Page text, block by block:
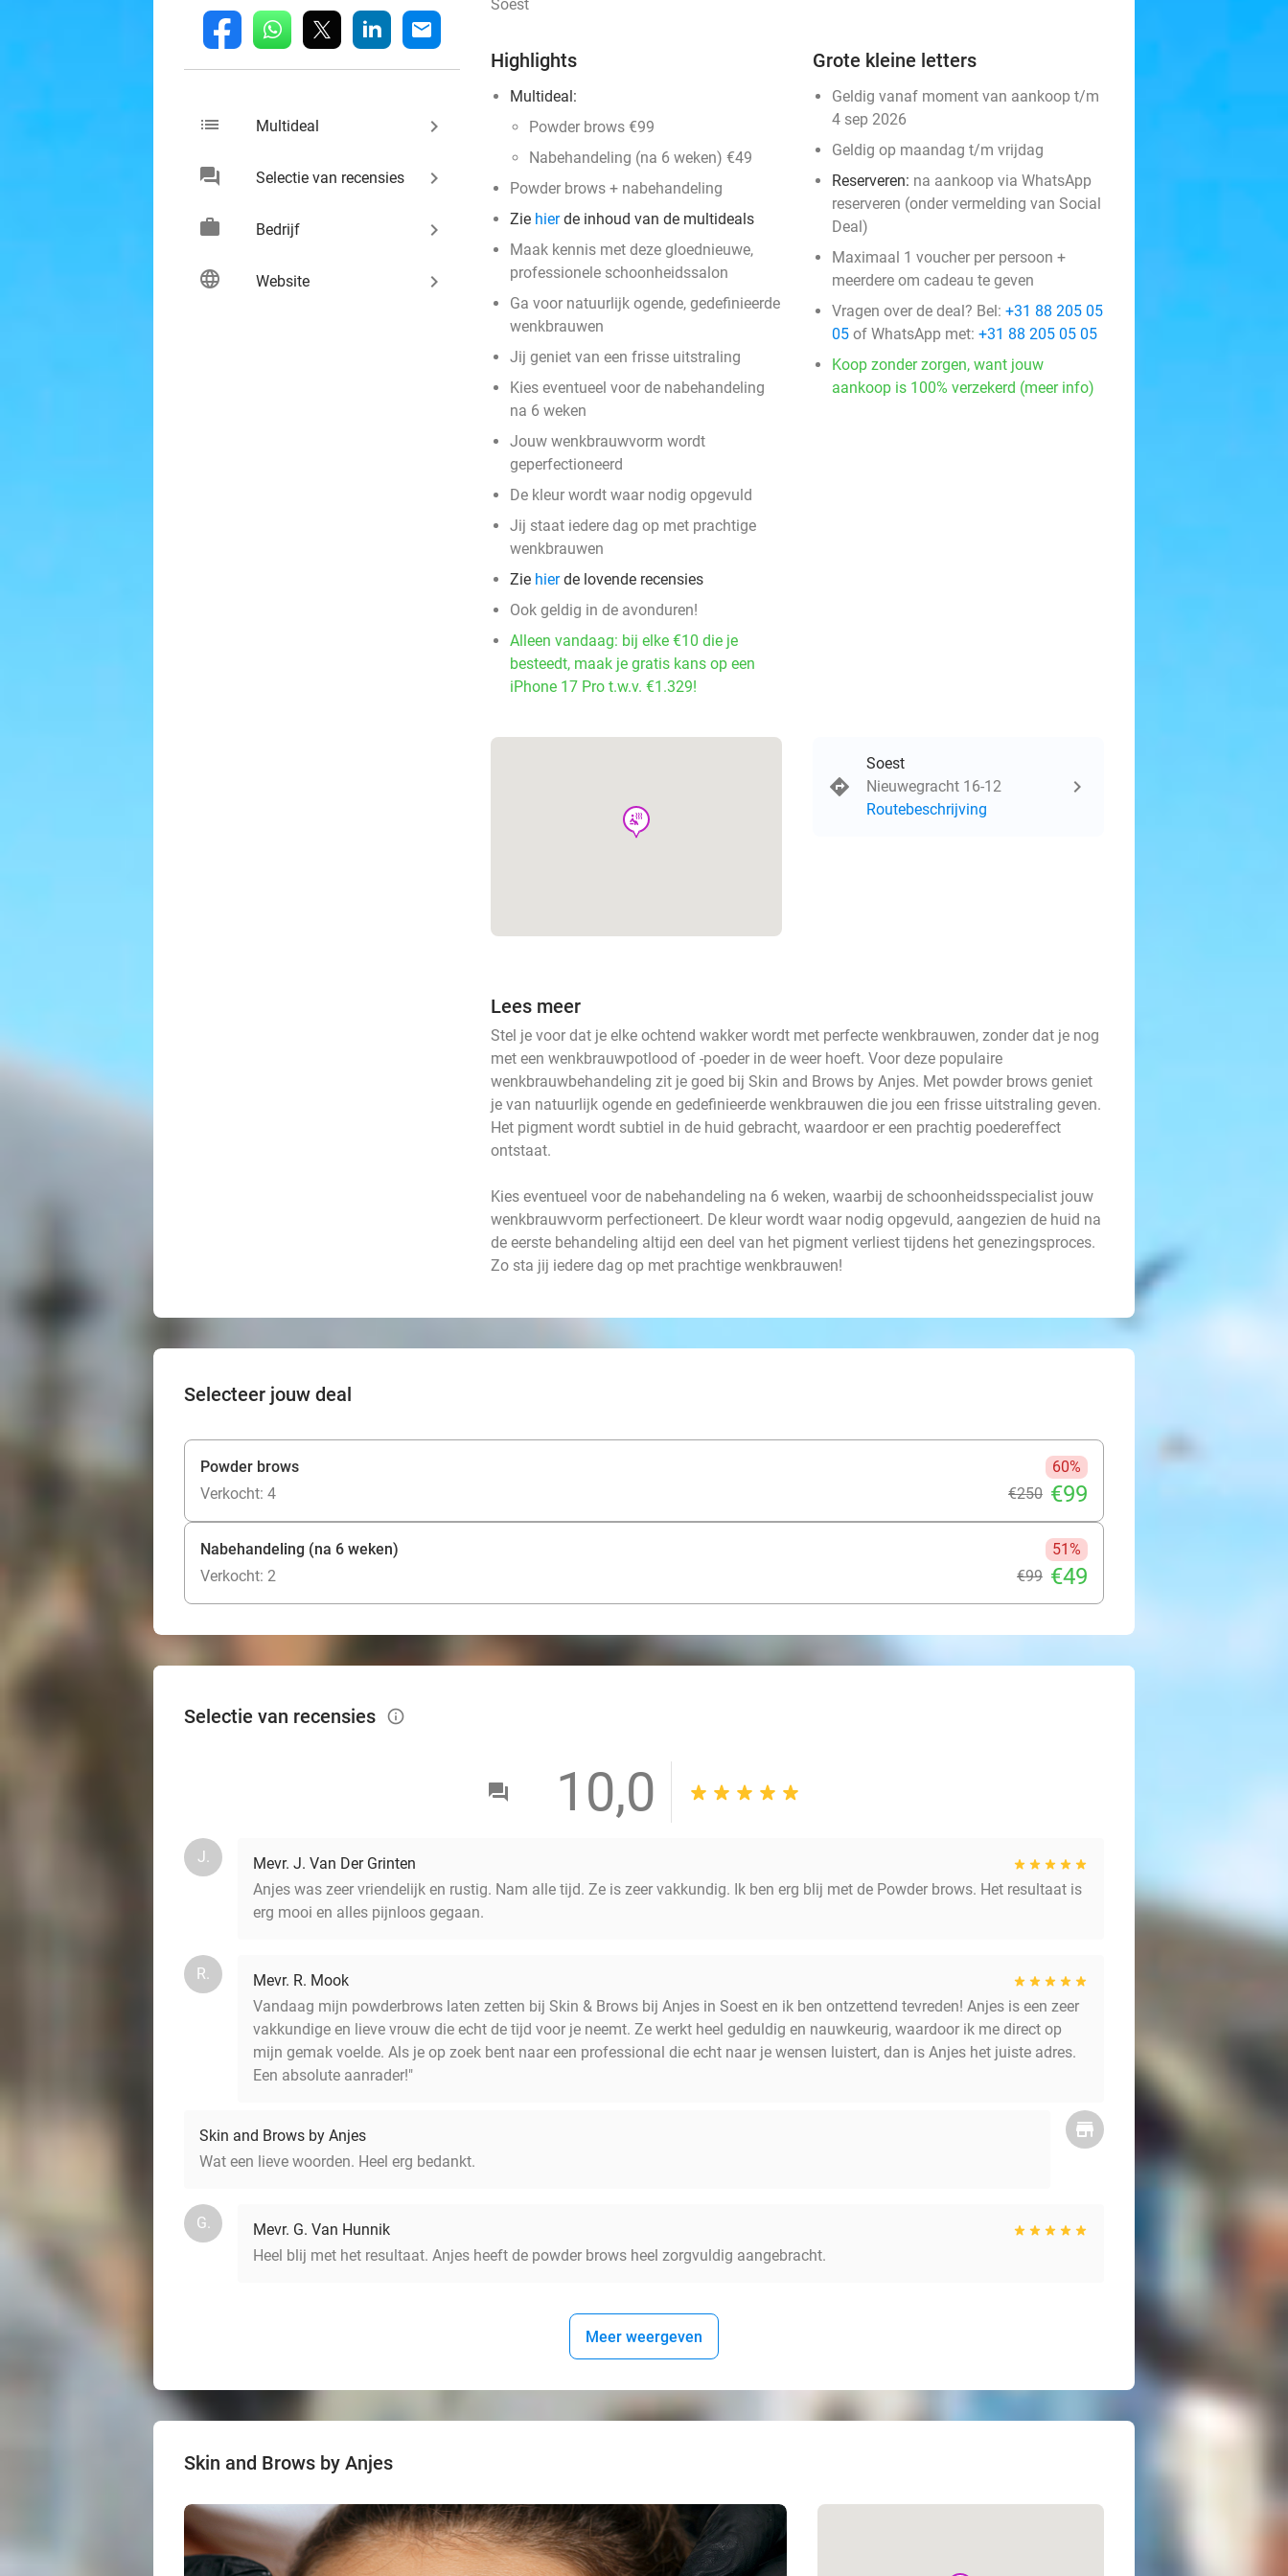
fb whatsapp linkedin mail
list Multideal keyboard_arrow_right
chat Selectie van recensies keyboard_arrow_right
work Bedrijf keyboard_arrow_right
language Website keyboard_arrow_right
Soest
Highlights
Multideal:
Powder brows €99
Nabehandeling (na 6 weken) €49
Powder brows + nabehandeling
Zie hierde inhoud van de multideals
Maak kennis met deze gloednieuwe,
professionele schoonheidssalon
Ga voor natuurlijk ogende, gedefinieerde
wenkbrauwen
Jij geniet van een frisse uitstraling
Kies eventueel voor de nabehandeling
na 6 weken
Jouw wenkbrauwvorm wordt
geperfectioneerd
De kleur wordt waar nodig opgevuld
Jij staat iedere dag op met prachtige
wenkbrauwen
Zie hierde lovende recensies
Ook geldig in de avonduren!
Alleen vandaag: bij elke €10 die je
besteedt, maak je gratis kans op een
iPhone 17 Pro t.w.v. €1.329!
Grote kleine letters
Geldig vanaf moment van aankoop t/m
4 sep 2026
Geldig op maandag t/m vrijdag
Reserveren: na aankoop via WhatsApp
reserveren (onder vermelding van Social
Deal)
Maximaal 1 voucher per persoon +
meerdere om cadeau te geven
Vragen over de deal? Bel: +31 88 205 05
05 of WhatsApp met: +31 88 205 05 05
Koop zonder zorgen, want jouw
aankoop is 100% verzekerd (meer info)
wellness
Soest
Nieuwegracht 16-12
Routebeschrijving
Lees meer
Stel je voor dat je elke ochtend wakker wordt met perfecte wenkbrauwen, zonder dat je nog
met een wenkbrauwpotlood of -poeder in de weer hoeft. Voor deze populaire
wenkbrauwbehandeling zit je goed bij Skin and Brows by Anjes. Met powder brows geniet
je van natuurlijk ogende en gedefinieerde wenkbrauwen die jou een frisse uitstraling geven.
Het pigment wordt subtiel in de huid gebracht, waardoor er een prachtig poedereffect
ontstaat.
Kies eventueel voor de nabehandeling na 6 weken, waarbij de schoonheidsspecialist jouw
wenkbrauwvorm perfectioneert. De kleur wordt waar nodig opgevuld, aangezien de huid na
de eerste behandeling altijd een deel van het pigment verliest tijdens het genezingsproces.
Zo sta jij iedere dag op met prachtige wenkbrauwen!
Selecteer jouw deal
Powder brows
60%
Verkocht: 4
€250 €99
Nabehandeling (na 6 weken)
51%
Verkocht: 2
€99 €49
Selectie van recensies info_outlined
10,0
J.
Mevr. J. Van Der Grinten
Anjes was zeer vriendelijk en rustig. Nam alle tijd. Ze is zeer vakkundig. Ik ben erg blij met de Powder brows. Het resultaat is
erg mooi en alles pijnloos gegaan.
R.
Mevr. R. Mook
Vandaag mijn powderbrows laten zetten bij Skin & Brows bij Anjes in Soest en ik ben ontzettend tevreden! Anjes is een zeer
vakkundige en lieve vrouw die echt de tijd voor je neemt. Ze werkt heel geduldig en nauwkeurig, waardoor ik me direct op
mijn gemak voelde. Als je op zoek bent naar een professional die echt naar je wensen luistert, dan is Anjes het juiste adres.
Een absolute aanrader!"
Skin and Brows by Anjes
Wat een lieve woorden. Heel erg bedankt.
G.
Mevr. G. Van Hunnik
Heel blij met het resultaat. Anjes heeft de powder brows heel zorgvuldig aangebracht.
Meer weergeven
Skin and Brows by Anjes